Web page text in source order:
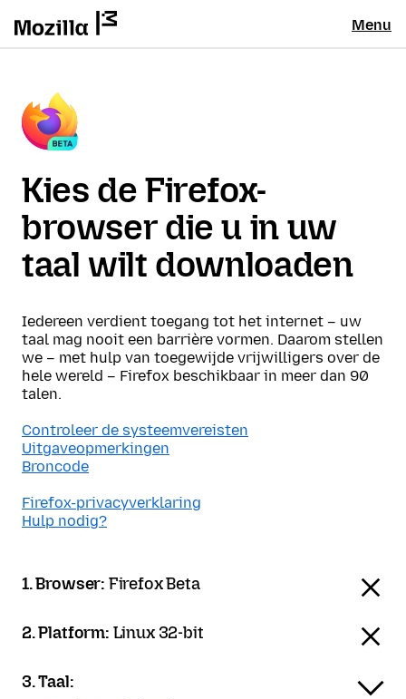
Menu
Kies de Firefox-
browser die u in uw
taal wilt downloaden
Iedereen verdient toegang tot het internet – uw
taal mag nooit een barrière vormen. Daarom stellen
we – met hulp van toegewijde vrijwilligers over de
hele wereld – Firefox beschikbaar in meer dan 90
talen.
Controleer de systeemvereisten
Uitgaveopmerkingen
Broncode
Firefox-privacyverklaring
Hulp nodig?
1. Browser: Firefox Beta
2. Platform: Linux 32-bit
3. Taal: